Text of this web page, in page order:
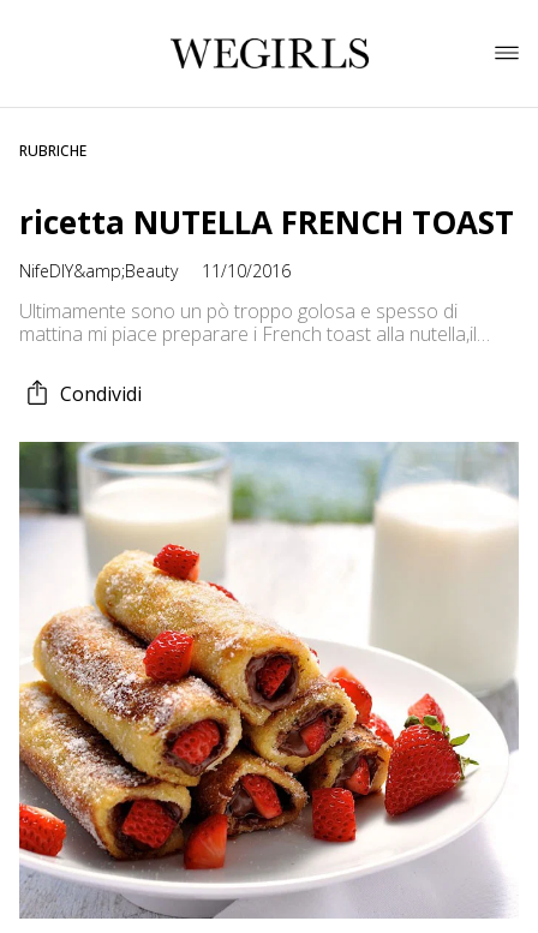
RUBRICHE
ricetta NUTELLA FRENCH TOAST
NifeDIY&amp;Beauty 11/10/2016
Ultimamente sono un pò troppo golosa e spesso di
mattina mi piace preparare i French toast alla nutella,il
preparare!! vi occorrono: -dei toast senza bordo,per
intenderci quelli per i tramezzini! -un uovo -due cucchiai di
un mattarello […]
Condividi